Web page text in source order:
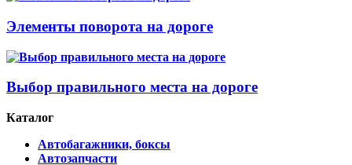
Элементы поворота на дороге
Выбор правильного места на дороге
Каталог
Автобагажники, боксы
Автозапчасти